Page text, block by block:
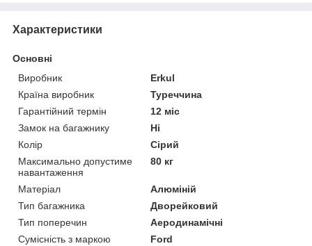
Характеристики
Основні
Виробник
Erkul
Країна виробник
Туреччина
Гарантійний термін
12 міс
Замок на багажнику
Ні
Колір
Сірий
Максимально допустиме
навантаження
80 кг
Матеріал
Алюміній
Тип багажника
Дворейковий
Тип поперечин
Аеродинамічні
Сумісність з маркою
Ford